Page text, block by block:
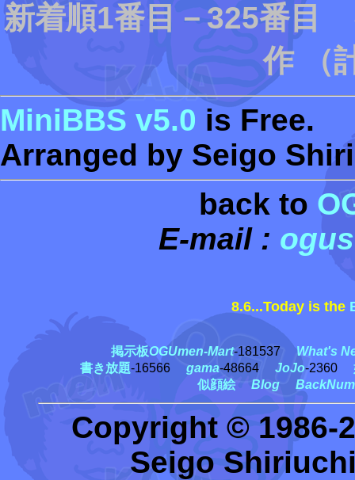
新着順1番目－325番
作 （
MiniBBS v5.0 is Free.
Arranged by Seigo
back to
E-mail :
8.6...Today is the
掲示板OGUmen-Mart-181537What's
書き放題-16566 gama-48664 JoJo-2360
似顔絵
Blog
Copyright © 1986-
Seigo